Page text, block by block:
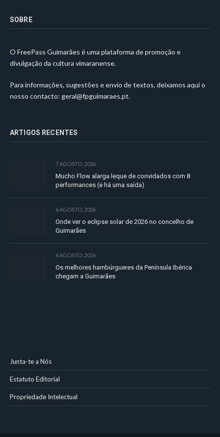
SOBRE
O FreePass Guimarães é uma plataforma de promoção e
divulgação da cultura vimaranense.
Para informações, sugestões e envio de textos, deixamos aqui o
nosso contacto: geral@fpguimaraes.pt.
ARTIGOS RECENTES
7 AGOSTO, 2026
Mucho Flow alarga leque de convidados com 8
performances (e há uma saída)
6 AGOSTO, 2026
Onde ver o eclipse solar de 2026 no concelho de
Guimarães
6 AGOSTO, 2026
Os melhores hambúrgueres da Península Ibérica
chegam a Guimarães
Junta-te a Nós
Estatuto Editorial
Propriedade Intelectual